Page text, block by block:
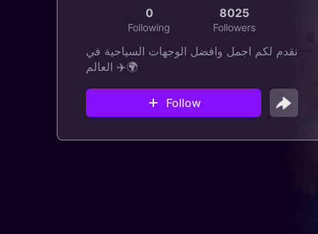
0
Following
8025
Followers
نقدم لكم اجمل وافضل الوجهات السياحية في
العالم ✈️🌍
Follow